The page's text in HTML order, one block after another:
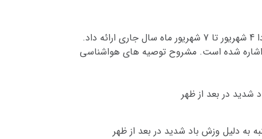
اشاره شده است. مشروح توصیه های هواشناسی
شدید در بعد از ظهر
به دلیل وزش باد شدید در بعد از ظهر